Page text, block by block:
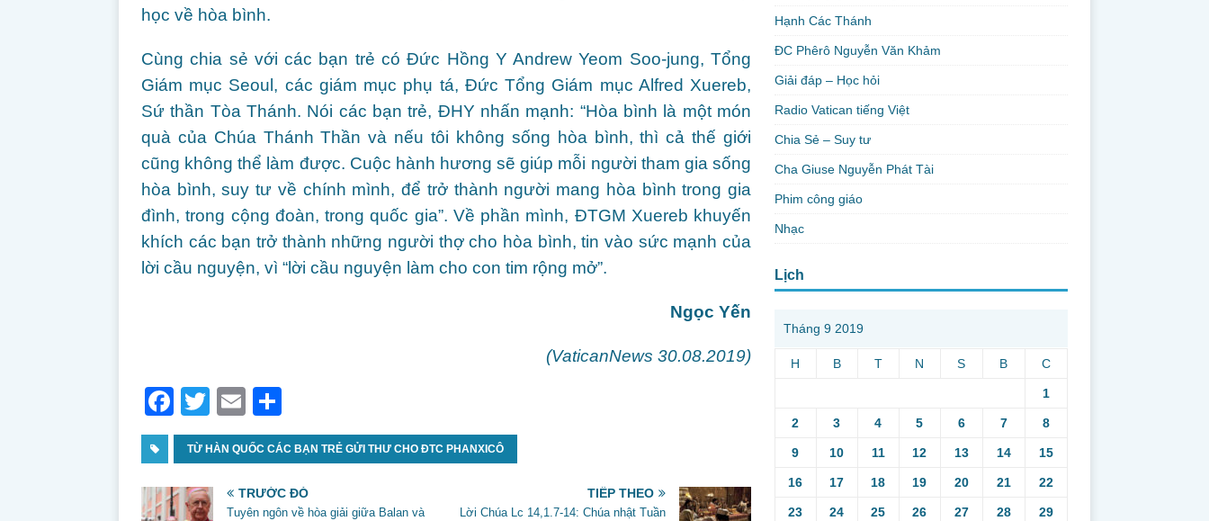
học về hòa bình.
Cùng chia sẻ với các bạn trẻ có Đức Hồng Y Andrew Yeom Soo-jung, Tổng
Giám mục Seoul, các giám mục phụ tá, Đức Tổng Giám mục Alfred Xuereb,
Sứ thần Tòa Thánh. Nói các bạn trẻ, ĐHY nhấn mạnh: “Hòa bình là một món
quà của Chúa Thánh Thần và nếu tôi không sống hòa bình, thì cả thế giới
cũng không thể làm được. Cuộc hành hương sẽ giúp mỗi người tham gia sống
hòa bình, suy tư về chính mình, để trở thành người mang hòa bình trong gia
đình, trong cộng đoàn, trong quốc gia”. Về phần mình, ĐTGM Xuereb khuyến
khích các bạn trở thành những người thợ cho hòa bình, tin vào sức mạnh của
lời cầu nguyện, vì “lời cầu nguyện làm cho con tim rộng mở”.
Ngọc Yến
(VaticanNews 30.08.2019)
F
a
c
e
T
w
itt
er
E
m
ai
l
h
ar
e
TỪ HÀN QUỐC CÁC BẠN TRẺ GỬI THƯ CHO ĐTC PHANXICÔ
TRƯỚC ĐÓ
Tuyên ngôn về hòa giải giữa Balan và
TIẾP THEO
Lời Chúa Lc 14,1.7-14: Chúa nhật Tuần
Hạnh Các Thánh
ĐC Phêrô Nguyễn Văn Khảm
Giải đáp – Học hỏi
Radio Vatican tiếng Việt
Chia Sẻ – Suy tư
Cha Giuse Nguyễn Phát Tài
Phim công giáo
Nhạc
Lịch
Tháng 9 2019
H B T N S B C
1
2 3 4 5 6 7 8
9 10 11 12 13 14 15
16 17 18 19 20 21 22
23 24 25 26 27 28 29